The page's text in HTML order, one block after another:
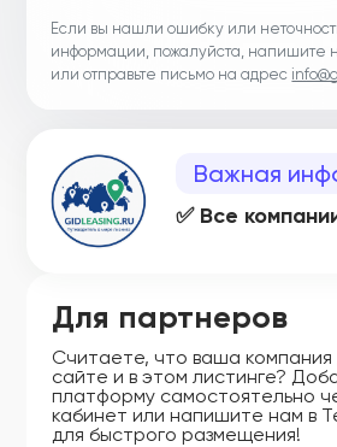
Если вы нашли ошибку или
информации, пожалуйста, напишите
или отправьте письмо на адрес
Важная
✅ Все
Для партнеров
Считаете, что ваша
сайте и в этом листинге?
платформу самостоятельно
кабинет или напишите нам в
для быстрого размещения!